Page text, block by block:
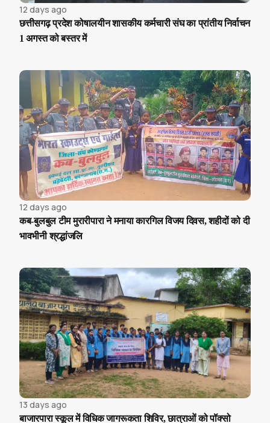
12 days ago
छत्तीसगढ़ प्रदेश कोषालयीन शासकीय कर्मचारी संघ का प्रांतीय निर्वाचन
1 अगस्त को बस्तर में
12 days ago
कब-बुलबुल टीम मुरारीपारा ने मनाया कारगिल विजय दिवस, शहीदों को दी
भावभीनी श्रद्धांजलि
13 days ago
बाजारपारा स्कूल में विधिक जागरूकता शिविर, छात्राओं को पॉक्सो